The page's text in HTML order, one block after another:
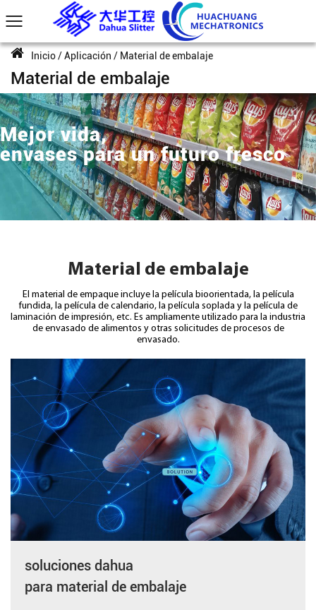
Inicio/Aplicación / Material de embalaje
Material de embalaje
Mejor vida,
envases para un futuro fresco
Material de embalaje
El material de empaque incluye la película bioorientada, la película
fundida, la película de calendario, la película soplada y la película de
laminación de impresión, etc. Es ampliamente utilizado para la industria
de envasado de alimentos y otras solicitudes de procesos de
envasado.
soluciones dahua
para material de embalaje